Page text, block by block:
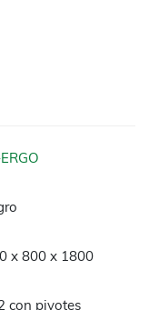
x 800 x 1800
con pivotes